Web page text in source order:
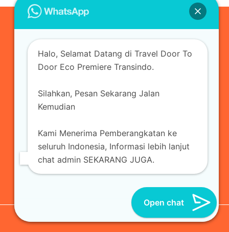
admin@ecopremieretransindo.com
Home
Travel
Kirim Paket Blog Travel Kontak
© 2026 Eco Premiere Transindo | All Reserved
Halo, Selamat Datang di Travel Door To
Door Eco Premiere Transindo.
Silahkan, Pesan Sekarang Jalan
Kemudian
Kami Menerima Pemberangkatan ke
seluruh Indonesia, Informasi lebih lanjut
chat admin SEKARANG JUGA.
Open chat